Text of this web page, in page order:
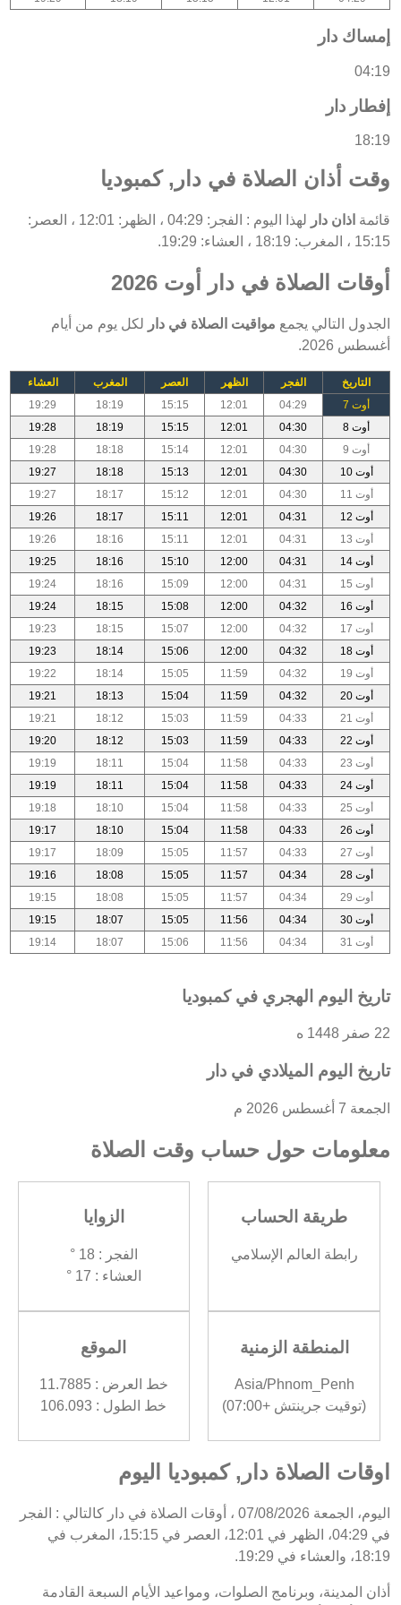
إمساك دار
04:19
إفطار دار
18:19
وقت أذان الصلاة في دار, كمبوديا
قائمة اذان دار
لهذا اليوم : الفجر: 04:29 ، الظهر: 12:01 ، العصر:
15:15 ، المغرب: 18:19 ، العشاء: 19:29.
أوقات الصلاة في دار أوت 2026
الجدول التالي يجمع مواقيت الصلاة في دار لكل يوم من أيام
أغسطس 2026.
التاريخ الفجر الظهر العصر المغرب
العشاء
أوت 7
04:29
12:01
15:15
18:19
19:29
أوت 8
04:30
12:01
15:15
18:19
19:28
أوت 9
04:30
12:01
15:14
18:18
19:28
أوت 10
04:30
12:01
15:13
18:18
19:27
أوت 11
04:30
12:01
15:12
18:17
19:27
أوت 12
04:31
12:01
15:11
18:17
19:26
أوت 13
04:31
12:01
15:11
18:16
19:26
أوت 14
04:31
12:00
15:10
18:16
19:25
أوت 15
04:31
12:00
15:09
18:16
19:24
أوت 16
04:32
12:00
15:08
18:15
19:24
أوت 17
04:32
12:00
15:07
18:15
19:23
أوت 18
04:32
12:00
15:06
18:14
19:23
أوت 19
04:32
11:59
15:05
18:14
19:22
أوت 20
04:32
11:59
15:04
18:13
19:21
أوت 21
04:33
11:59
15:03
18:12
19:21
أوت 22
04:33
11:59
15:03
18:12
19:20
أوت 23
04:33
11:58
15:04
18:11
19:19
أوت 24
04:33
11:58
15:04
18:11
19:19
أوت 25
04:33
11:58
15:04
18:10
19:18
أوت 26
04:33
11:58
15:04
18:10
19:17
أوت 27
04:33
11:57
15:05
18:09
19:17
أوت 28
04:34
11:57
15:05
18:08
19:16
أوت 29
04:34
11:57
15:05
18:08
19:15
أوت 30
04:34
11:56
15:05
18:07
19:15
أوت 31
04:34
11:56
15:06
18:07
19:14
تاريخ اليوم الهجري في كمبوديا
22 صفر 1448 ه
تاريخ اليوم الميلادي في دار
الجمعة 7 أغسطس 2026 م
معلومات حول حساب وقت الصلاة
طريقة الحساب
رابطة العالم الإسلامي
الزوايا
الفجر : 18 °
العشاء : 17 °
المنطقة الزمنية
Asia/Phnom_Penh
(توقيت جرينتش +07:00)
الموقع
خط العرض : 11.7885
خط الطول : 106.093
اوقات الصلاة دار, كمبوديا اليوم
اليوم، الجمعة 07/08/2026 ، أوقات الصلاة في دار كالتالي : الفجر
في 04:29، الظهر في 12:01، العصر في 15:15، المغرب في
18:19، والعشاء في 19:29.
أذان المدينة، وبرنامج الصلوات، ومواعيد الأيام السبعة القادمة